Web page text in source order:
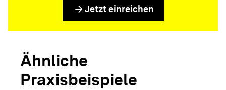
arrow_forward Jetzt einreichen
Ähnliche
Praxisbeispiele